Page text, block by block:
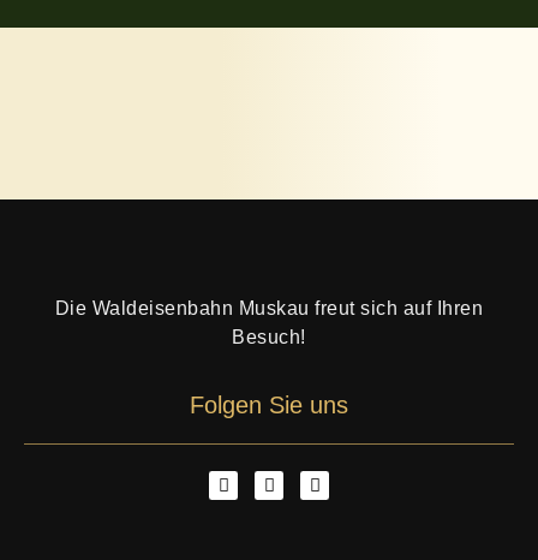
Die Waldeisenbahn Muskau freut sich auf Ihren
Besuch!
Folgen Sie uns